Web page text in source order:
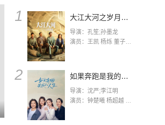
1 大江大河之岁月如歌
导演：孔笙;孙墨龙
演员：王凯 杨烁 董子健 杨采钰 张佳宁 练练 林栋甫 房子斌
2 如果奔跑是我的人生
导演：沈严;李江明
演员：钟楚曦 杨超越 许娣 陈小艺 侯雯元 宋洋 王宥钧 李添诺